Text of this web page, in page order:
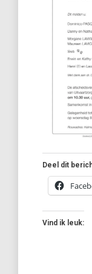
Deel dit
Vind ik leuk: